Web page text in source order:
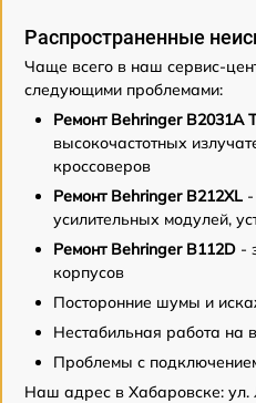
Распространенные
Чаще всего в наш сервис-
следующими проблемами:
Ремонт Behringer B2031A
высокочастотных
кроссоверов
Ремонт Behringer B212XL
усилительных модулей,
Ремонт Behringer B112D -
корпусов
Посторонние шумы и
Нестабильная работа на
Проблемы с
Наш адрес в Хабаровске: